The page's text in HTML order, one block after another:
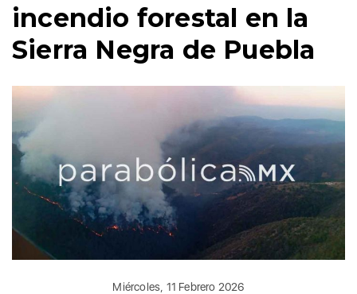
incendio forestal en la
Sierra Negra de Puebla
Miércoles, 11 Febrero 2026